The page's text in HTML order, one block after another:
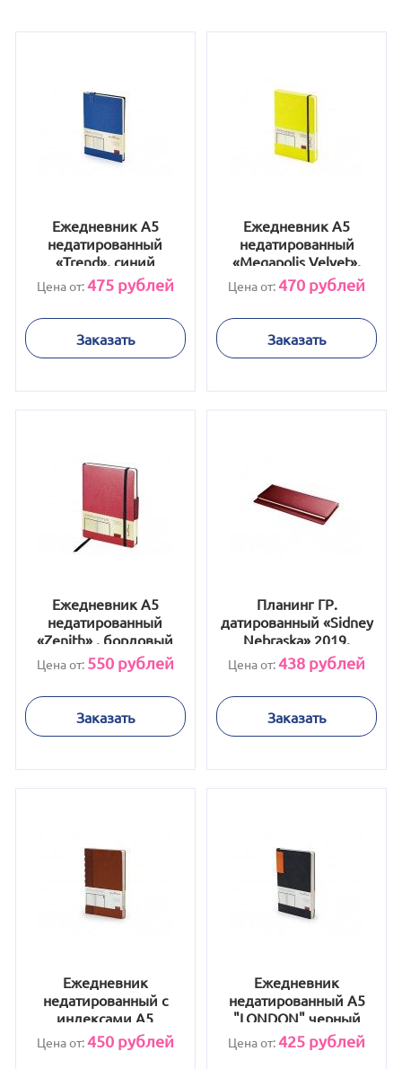
Ежедневник А5
недатированный
«Trend», синий
Цена от:475рублей
Заказать
Ежедневник А5
недатированный
«Megapolis Velvet»,
желтый
Цена от:470 рублей
Заказать
Ежедневник А5
недатированный
«Zenith» , бордовый
Цена от: 550рублей
Заказать
Планинг ГР.
датированный «Sidney
Nebraska» 2019,
бордовый
Цена от:438 рублей
Заказать
Ежедневник
недатированный с
индексами А5
«Bergamo»,
коричневый
Цена от:450рублей
Ежедневник
недатированный А5
"LONDON" черный
Цена от:425 рублей